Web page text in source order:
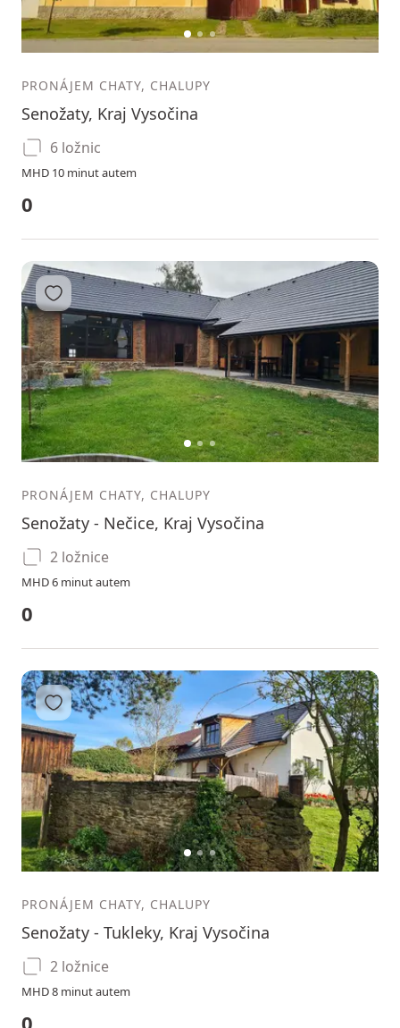
12 3
PRONÁJEM CHATY, CHALUPY
Senožaty, Kraj Vysočina
6 ložnic
MHD 10 minut autem
0
12 3
Přidat do oblíbených
PRONÁJEM CHATY, CHALUPY
Senožaty - Nečice, Kraj Vysočina
2 ložnice
MHD 6 minut autem
0
12 3
Přidat do oblíbených
PRONÁJEM CHATY, CHALUPY
Senožaty - Tukleky, Kraj Vysočina
2 ložnice
MHD 8 minut autem
0